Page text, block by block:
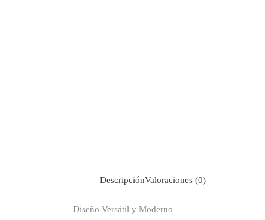
DescripciónValoraciones (0)
Diseño Versátil y Moderno